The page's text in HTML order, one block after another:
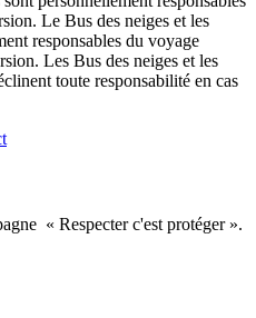
Le Bus des neiges et les
responsables du voyage
Les Bus des neiges et les
toute responsabilité en cas
« Respecter c'est protéger ».